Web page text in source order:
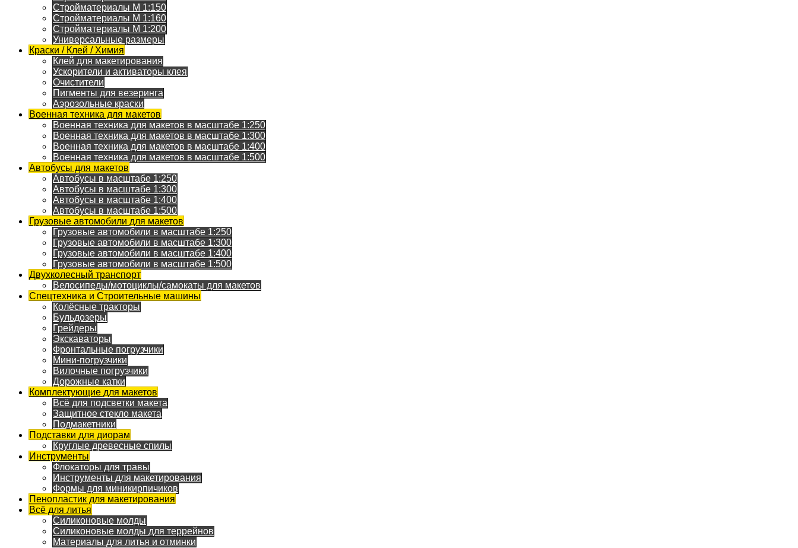
Стройматериалы M 1:150
Стройматериалы M 1:160
Стройматериалы M 1:200
Универсальные размеры
Краски / Клей / Химия
Клей для макетирования
Ускорители и активаторы клея
Очистители
Пигменты для везеринга
Аэрозольные краски
Военная техника для макетов
Военная техника для макетов в масштабе 1:250
Военная техника для макетов в масштабе 1:300
Военная техника для макетов в масштабе 1:400
Военная техника для макетов в масштабе 1:500
Автобусы для макетов
Автобусы в масштабе 1:250
Автобусы в масштабе 1:300
Автобусы в масштабе 1:400
Автобусы в масштабе 1:500
Грузовые автомобили для макетов
Грузовые автомобили в масштабе 1:250
Грузовые автомобили в масштабе 1:300
Грузовые автомобили в масштабе 1:400
Грузовые автомобили в масштабе 1:500
Двухколесный транспорт
Велосипеды/мотоциклы/самокаты для макетов
Спецтехника и Строительные машины
Колёсные тракторы
Бульдозеры
Грейдеры
Экскаваторы
Фронтальные погрузчики
Мини-погрузчики
Вилочные погрузчики
Дорожные катки
Комплектующие для макетов
Всё для подсветки макета
Защитное стекло макета
Подмакетники
Подставки для диорам
Круглые древесные спилы
Инструменты
Флокаторы для травы
Инструменты для макетирования
Формы для миникирпичиков
Пенопластик для макетирования
Всё для литья
Силиконовые молды
Силиконовые молды для террейнов
Материалы для литья и отминки